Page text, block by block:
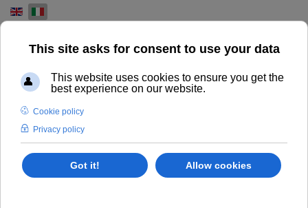
Select your language
RICHIESTA INFORMAZIONI
ECCELLENZA NELL'USATO REVISIONATO